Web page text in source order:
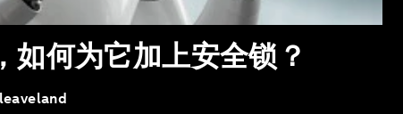
如何为它加上安全锁？